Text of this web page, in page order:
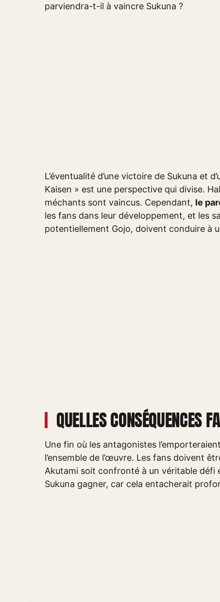
parviendra-t-il à vaincre Sukuna ?
L’éventualité d’une victoire de Sukuna et
Kaisen » est une perspective qui divise.
méchants sont vaincus. Cependant, le
les fans dans leur développement, et les
potentiellement Gojo, doivent conduire à
QUELLES CONSÉQUENCES
Une fin où les antagonistes
l’ensemble de l’œuvre. Les fans doivent
Akutami soit confronté à un véritable défi
Sukuna gagner, car cela entacherait